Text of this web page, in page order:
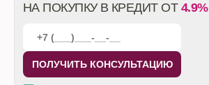
НА ПОКУПКУ В КРЕДИТ ОТ 4.9%
ПОЛУЧИТЬ КОНСУЛЬТАЦИЮ